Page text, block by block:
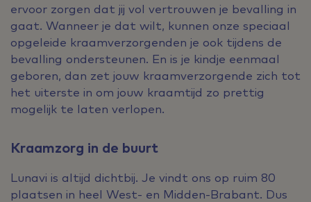
ervoor zorgen dat jij vol vertrouwen je bevalling in
gaat. Wanneer je dat wilt, kunnen onze speciaal
opgeleide kraamverzorgenden je ook tijdens de
bevalling ondersteunen. En is je kindje eenmaal
geboren, dan zet jouw kraamverzorgende zich tot
het uiterste in om jouw kraamtijd zo prettig
mogelijk te laten verlopen.
Kraamzorg in de buurt
Lunavi is altijd dichtbij. Je vindt ons op ruim 80
plaatsen in heel West- en Midden-Brabant. Dus